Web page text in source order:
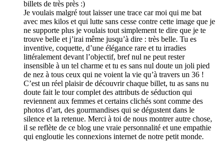
billets de très près :)
Je voulais malgré tout laisser une trace car moi qui me bat
avec mes kilos et qui lutte sans cesse contre cette image que je
ne supporte plus je voulais tout simplement te dire que je te
trouve belle et j’irai même jusqu’à dire : très belle. Tu es
inventive, coquette, d’une élégance rare et tu irradies
littéralement devant l’objectif, bref nul ne peut rester
insensible à un tel charme et tu es sans nul doute un joli pied
de nez à tous ceux qui ne voient la vie qu’à travers un 36 !
C’est un réel plaisir de découvrir chaque billet, tu as sans nu
doute fait le tour complet des attributs de séduction qui
reviennent aux femmes et certains clichés sont comme des
photos d’art, des gourmandises qui se dégustent dans le
silence et la retenue. Merci à toi de nous montrer autre chose,
il se reflète de ce blog une vraie personnalité et une empathie
qui engloutie les connexions internet de notre petit monde.